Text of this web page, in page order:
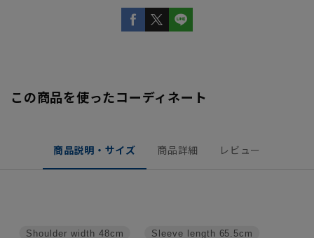
この商品を使ったコーディネート
商品説明・サイズ 商品詳細 レビュー
Sleeve length 65.5cm
Shoulder width 48cm